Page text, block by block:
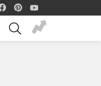
facebook
SEARCH